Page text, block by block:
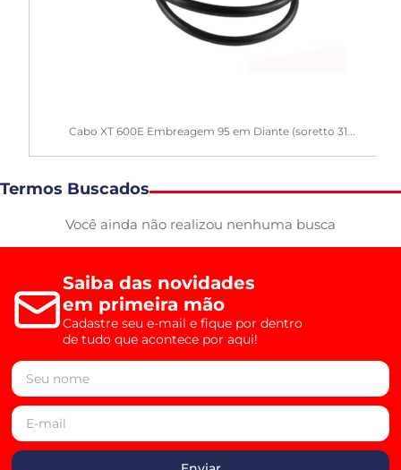
Cabo XT 600E Embreagem 95 em Diante (soretto 31...
Termos Buscados
Você ainda não realizou nenhuma busca
Saiba das novidades
em primeira mão
Cadastre seu e-mail e fique por dentro
de tudo que acontece por aqui!